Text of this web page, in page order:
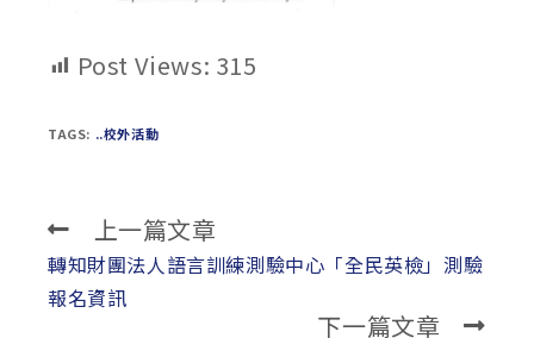
Post Views: 315
TAGS: ..校外活動
Read
more
articles
上一篇文章
轉知財團法人語言訓練測驗中心「全民英檢」測驗
報名資訊
下一篇文章